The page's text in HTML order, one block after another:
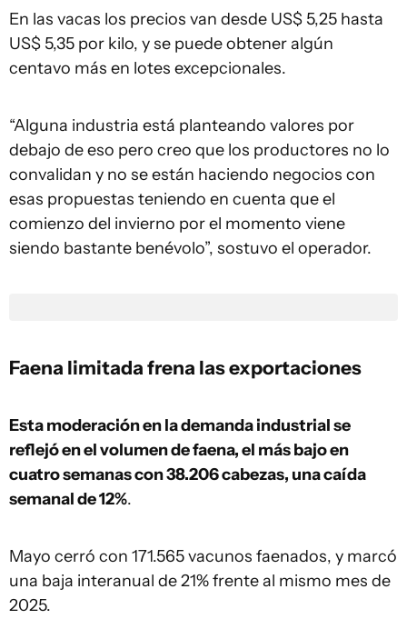
En las vacas los precios van desde US$ 5,25 hasta
US$ 5,35 por kilo, y se puede obtener algún
centavo más en lotes excepcionales.
“Alguna industria está planteando valores por
debajo de eso pero creo que los productores no lo
convalidan y no se están haciendo negocios con
esas propuestas teniendo en cuenta que el
comienzo del invierno por el momento viene
siendo bastante benévolo”, sostuvo el operador.
Faena limitada frena las exportaciones
Esta moderación en la demanda industrial se
reflejó en el volumen de faena, el más bajo en
cuatro semanas con 38.206 cabezas, una caída
semanal de 12%.
Mayo cerró con 171.565 vacunos faenados, y marcó
una baja interanual de 21% frente al mismo mes de
2025.